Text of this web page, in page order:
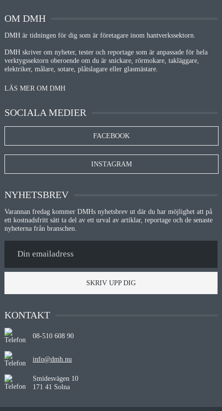
OM DMH
DMH är tidningen för dig som är företagare inom hantverkssektorn.
DMH skriver om nyheter, tester och reportage som är anpassade för hela
verktygssektorn oberoende om du är snickare, rörmokare, takläggare,
elektriker, målare, sotare, plåtslagare eller glasmästare.
LÄS MER OM DMH
SOCIALA MEDIER
FACEBOOK
INSTAGRAM
NYHETSBREV
Varannan fredag kommer DMHs nyhetsbrev ut där du har möjlighet att på
ett kostnadsfritt sätt ta del av ett urval av artiklar, reportage och de senaste
nyheterna från branschen.
SKRIV UPP DIG
KONTAKT
08-510 608 90
info@dmh.nu
Smidesvägen 10
171 41 Solna